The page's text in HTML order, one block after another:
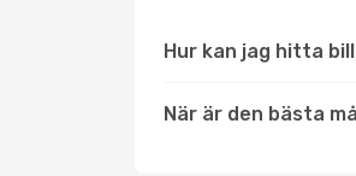
Hur kan jag hitta
När är den bästa